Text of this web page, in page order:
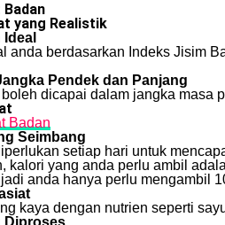
yang Realistik
anda berdasarkan Indeks Jisim
Pendek dan Panjang
dicapai dalam jangka masa
Seimbang
setiap hari untuk
kalori yang anda perlu ambil
anda hanya perlu mengambil
kaya dengan nutrien seperti
Diproses